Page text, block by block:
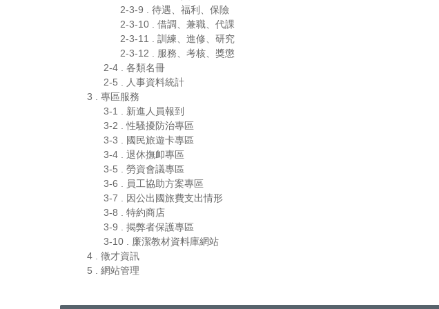
2-3-9 . 待遇、福利、保險
2-3-10 . 借調、兼職、代課
2-3-11 . 訓練、進修、研究
2-3-12 . 服務、考核、獎懲
2-4 . 各類名冊
2-5 . 人事資料統計
3 . 專區服務
3-1 . 新進人員報到
3-2 . 性騷擾防治專區
3-3 . 國民旅遊卡專區
3-4 . 退休撫卹專區
3-5 . 勞資會議專區
3-6 . 員工協助方案專區
3-7 . 因公出國旅費支出情形
3-8 . 特約商店
3-9 . 揭弊者保護專區
3-10 . 廉潔教材資料庫網站
4 . 徵才資訊
5 . 網站管理